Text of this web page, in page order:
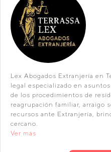
Lex Abogados Extranjería en
legal especializado en
de los procedimientos de
reagrupación familiar, arraigo
recursos ante Extranjería,
cercano.
Ver más